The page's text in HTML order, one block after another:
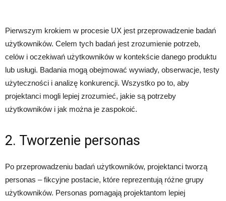
Pierwszym krokiem w procesie UX jest przeprowadzenie badań
użytkowników. Celem tych badań jest zrozumienie potrzeb,
celów i oczekiwań użytkowników w kontekście danego produktu
lub usługi. Badania mogą obejmować wywiady, obserwacje, testy
użyteczności i analizę konkurencji. Wszystko po to, aby
projektanci mogli lepiej zrozumieć, jakie są potrzeby
użytkowników i jak można je zaspokoić.
2. Tworzenie personas
Po przeprowadzeniu badań użytkowników, projektanci tworzą
personas – fikcyjne postacie, które reprezentują różne grupy
użytkowników. Personas pomagają projektantom lepiej